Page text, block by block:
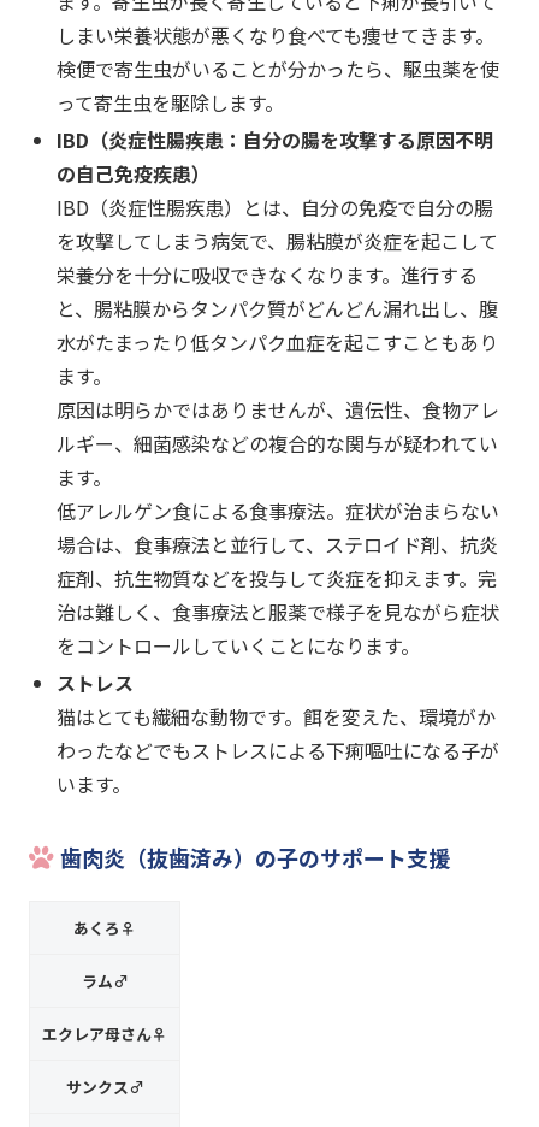
しまい栄養状態が悪くなり食べても痩せてきます。
検便で寄生虫がいることが分かったら、駆虫薬を使
って寄生虫を駆除します。
IBD（炎症性腸疾患：自分の腸を攻撃する原因不明
の自己免疫疾患）
IBD（炎症性腸疾患）とは、自分の免疫で自分の腸
を攻撃してしまう病気で、腸粘膜が炎症を起こして
栄養分を十分に吸収できなくなります。進行する
と、腸粘膜からタンパク質がどんどん漏れ出し、腹
水がたまったり低タンパク血症を起こすこともあり
ます。
原因は明らかではありませんが、遺伝性、食物アレ
ルギー、細菌感染などの複合的な関与が疑われてい
ます。
低アレルゲン食による食事療法。症状が治まらない
場合は、食事療法と並行して、ステロイド剤、抗炎
症剤、抗生物質などを投与して炎症を抑えます。完
治は難しく、食事療法と服薬で様子を見ながら症状
をコントロールしていくことになります。
ストレス
猫はとても繊細な動物です。餌を変えた、環境がか
わったなどでもストレスによる下痢嘔吐になる子が
います。
歯肉炎（抜歯済み）の子のサポート支援
あくろ♀
ラム♂
エクレア母さん♀
サンクス♂